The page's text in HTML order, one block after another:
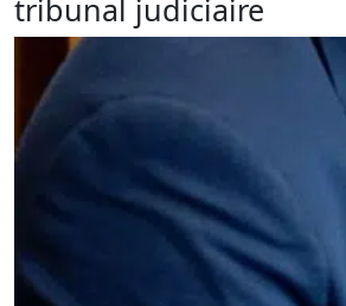
tribunal judiciaire